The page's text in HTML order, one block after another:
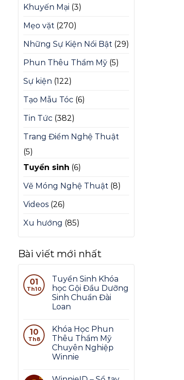
Khuyến Mại (3)
Mẹo vặt (270)
Những Sự Kiện Nổi Bật (29)
Phun Thêu Thẩm Mỹ (5)
Sự kiện (122)
Tạo Mẫu Tóc (6)
Tin Tức (382)
Trang Điểm Nghệ Thuật
(5)
Tuyển sinh (6)
Vẽ Móng Nghệ Thuật (8)
Videos (26)
Xu hướng (85)
Bài viết mới nhất
01
Th10
Tuyển Sinh Khóa
học Gội Đầu Dưỡng
Sinh Chuẩn Đài
Loan
10
Th8
Khóa Học Phun
Thêu Thẩm Mỹ
Chuyên Nghiệp
Winnie